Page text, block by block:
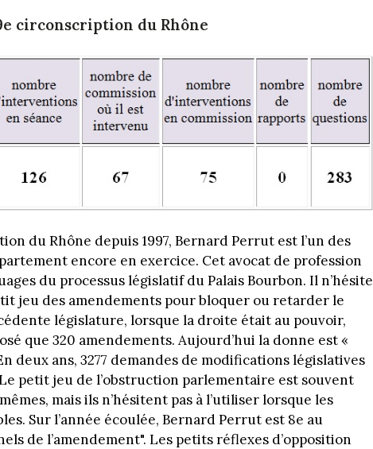
circonscription du Rhône
du Rhône depuis 1997, Bernard Perrut est l’un des
encore en exercice. Cet avocat de profession
du processus législatif du Palais Bourbon. Il n’hésite
jeu des amendements pour bloquer ou retarder le
législature, lorsque la droite était au pouvoir,
que 320 amendements. Aujourd’hui la donne est «
deux ans, 3277 demandes de modifications législatives
petit jeu de l’obstruction parlementaire est souvent
mais ils n’hésitent pas à l’utiliser lorsque les
Sur l’année écoulée, Bernard Perrut est 8e au
de l’amendement". Les petits réflexes d’opposition